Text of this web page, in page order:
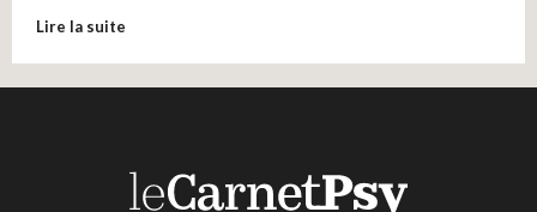
Lire la suite